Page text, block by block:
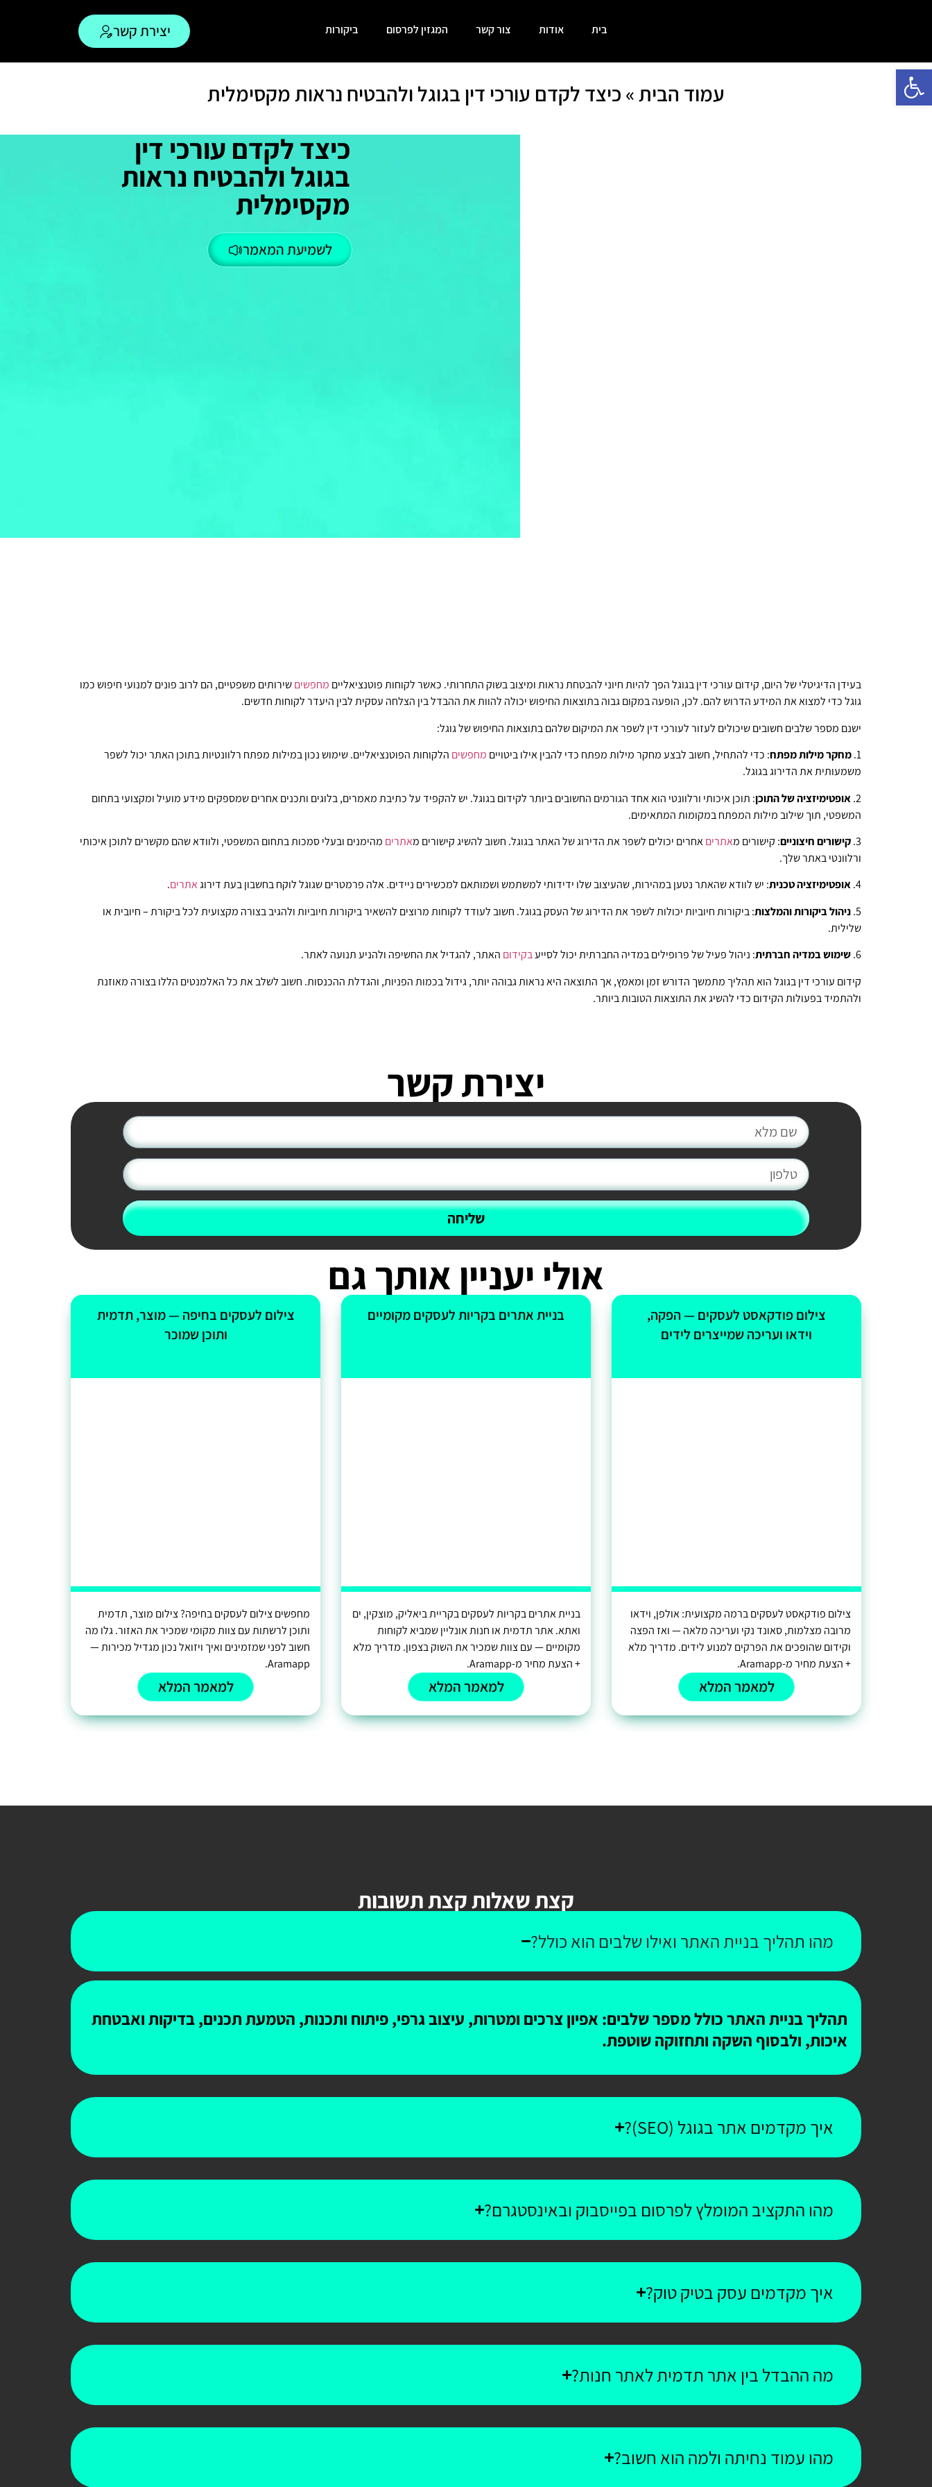
בית אודות צור קשר המגזין לפרסום ביקורות יצירת קשר
עמוד הבית» כיצד לקדם עורכי דין בגוגל ולהבטיח נראות מקסימלית
כיצד לקדם עורכי דין
בגוגל ולהבטיח נראות
מקסימלית
לשמיעת המאמר
בעידן הדיגיטלי של היום, קידום עורכי דין בגוגל הפך להיות חיוני להבטחת נראות ומיצוב בשוק התחרותי. כאשר לקוחות פוטנציאליים מחפשיםשירותים משפטיים, הם לרוב פונים למנועי חיפוש כמו
גוגל כדי למצוא את המידע הדרוש להם. לכן, הופעה במקום גבוה בתוצאות החיפוש יכולה להוות את ההבדל בין הצלחה עסקית לבין היעדר לקוחות חדשים.
ישנם מספר שלבים חשובים שיכולים לעזור לעורכי דין לשפר את המיקום שלהם בתוצאות החיפוש של גוגל:
1. מחקר מילות מפתח: כדי להתחיל, חשוב לבצע מחקר מילות מפתח כדי להבין אילו ביטויים מחפשים הלקוחות הפוטנציאליים. שימוש נכון במילות מפתח רלוונטיות בתוכן האתר יכול לשפר
משמעותית את הדירוג בגוגל.
2. אופטימיזציה של התוכן: תוכן איכותי ורלוונטי הוא אחד הגורמים החשובים ביותר לקידום בגוגל. יש להקפיד על כתיבת מאמרים, בלוגים ותכנים אחרים שמספקים מידע מועיל ומקצועי בתחום
המשפטי, תוך שילוב מילות המפתח במקומות המתאימים.
3. קישורים חיצוניים: קישורים מאתריםאחרים יכולים לשפר את הדירוג של האתר בגוגל. חשוב להשיג קישורים מאתרים מהימנים ובעלי סמכות בתחום המשפטי, ולוודא שהם מקשרים לתוכן איכותי
ורלוונטי באתר שלך.
4. אופטימיזציה טכנית: יש לוודא שהאתר נטען במהירות, שהעיצוב שלו ידידותי למשתמש ושמותאם למכשירים ניידים. אלה פרמטרים שגוגל לוקח בחשבון בעת דירוגאתרים.
5. ניהול ביקורות והמלצות: ביקורות חיוביות יכולות לשפר את הדירוג של העסק בגוגל. חשוב לעודד לקוחות מרוצים להשאיר ביקורות חיוביות ולהגיב בצורה מקצועית לכל ביקורת – חיובית או
שלילית.
6. שימוש במדיה חברתית: ניהול פעיל של פרופילים במדיה החברתית יכול לסייעבקידום האתר, להגדיל את החשיפה ולהניע תנועה לאתר.
קידום עורכי דין בגוגל הוא תהליך מתמשך הדורש זמן ומאמץ, אך התוצאה היא נראות גבוהה יותר, גידול בכמות הפניות, והגדלת ההכנסות. חשוב לשלב את כל האלמנטים הללו בצורה מאוזנת
ולהתמיד בפעולות הקידום כדי להשיג את התוצאות הטובות ביותר.
יצירת קשר
שליחה
אולי יעניין אותך גם
צילום פודקאסט לעסקים — הפקה,
וידאו ועריכה שמייצרים לידים
צילום פודקאסט לעסקים ברמה מקצועית: אולפן, וידאו
מרובה מצלמות, סאונד נקי ועריכה מלאה — ואז הפצה
וקידום שהופכים את הפרקים למנוע לידים. מדריך מלא
+ הצעת מחיר מ-Aramapp.
למאמר המלא
בניית אתרים בקריות לעסקים מקומיים
בניית אתרים בקריות לעסקים בקריית ביאליק, מוצקין, ים
ואתא. אתר תדמית או חנות אונליין שמביא לקוחות
מקומיים — עם צוות שמכיר את השוק בצפון. מדריך מלא
+ הצעת מחיר מ-Aramapp.
למאמר המלא
צילום לעסקים בחיפה — מוצר, תדמית
ותוכן שמוכר
מחפשים צילום לעסקים בחיפה? צילום מוצר, תדמית
ותוכן לרשתות עם צוות מקומי שמכיר את האזור. גלו מה
חשוב לפני שמזמינים ואיך ויזואל נכון מגדיל מכירות —
Aramapp.
למאמר המלא
קצת שאלות קצת תשובות
מהו תהליך בניית האתר ואילו שלבים הוא כולל?
תהליך בניית האתר כולל מספר שלבים: אפיון צרכים ומטרות, עיצוב גרפי, פיתוח ותכנות, הטמעת תכנים, בדיקות ואבטחת
איכות, ולבסוף השקה ותחזוקה שוטפת.
איך מקדמים אתר בגוגל (SEO)?
מהו התקציב המומלץ לפרסום בפייסבוק ובאינסטגרם?
איך מקדמים עסק בטיק טוק?
מה ההבדל בין אתר תדמית לאתר חנות?
מהו עמוד נחיתה ולמה הוא חשוב?
פתח סרגל נגישות